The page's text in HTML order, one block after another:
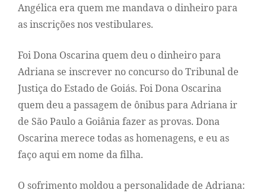
Angélica era quem me mandava o dinheiro para
as inscrições nos vestibulares.
Foi Dona Oscarina quem deu o dinheiro para
Adriana se inscrever no concurso do Tribunal de
Justiça do Estado de Goiás. Foi Dona Oscarina
quem deu a passagem de ônibus para Adriana ir
de São Paulo a Goiânia fazer as provas. Dona
Oscarina merece todas as homenagens, e eu as
faço aqui em nome da filha.
O sofrimento moldou a personalidade de Adriana: